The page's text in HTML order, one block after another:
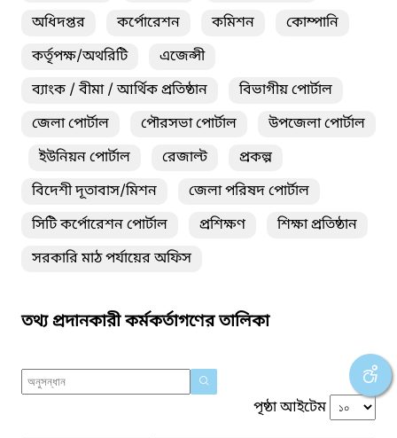
অধিদপ্তর
কর্পোরেশন কমিশন
কোম্পানি
কর্তৃপক্ষ/অথরিটি
এজেন্সী
ব্যাংক / বীমা / আর্থিক প্রতিষ্ঠান
বিভাগীয় পোর্টাল
জেলা পোর্টাল
পৌরসভা পোর্টাল
উপজেলা পোর্টাল
ইউনিয়ন পোর্টাল
রেজাল্ট
প্রকল্প
বিদেশী দূতাবাস/মিশন
জেলা পরিষদ পোর্টাল
সিটি কর্পোরেশন পোর্টাল
প্রশিক্ষণ
শিক্ষা প্রতিষ্ঠান
সরকারি মাঠ পর্যায়ের অফিস
তথ্য প্রদানকারী কর্মকর্তাগণের তালিকা
পৃষ্ঠা আইটেম